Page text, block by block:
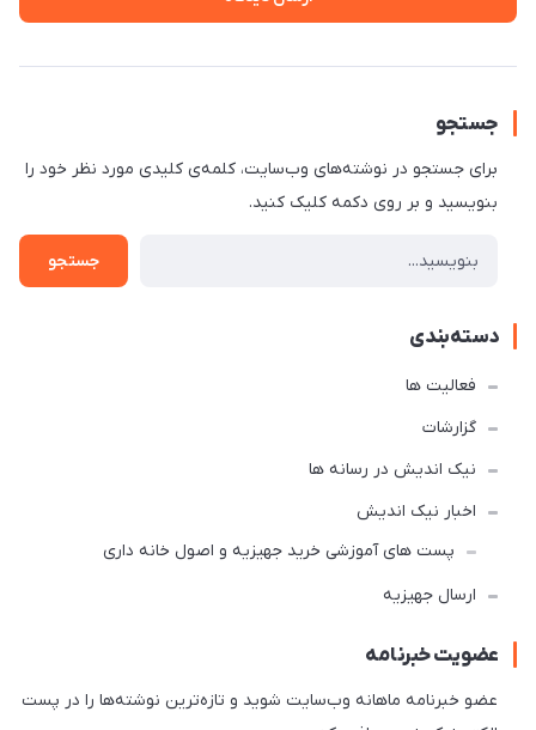
جستجو
برای جستجو در نوشته‌های وب‌سایت، کلمه‌ی کلیدی مورد نظر خود را
بنویسید و بر روی دکمه کلیک کنید.
جستجو
دسته‌بندی
فعالیت ها
گزارشات
نیک اندیش در رسانه ها
اخبار نیک اندیش
پست های آموزشی خرید جهیزیه و اصول خانه داری
ارسال جهیزیه
عضویت خبرنامه
عضو خبرنامه ماهانه وب‌سایت شوید و تازه‌ترین نوشته‌ها را در پست